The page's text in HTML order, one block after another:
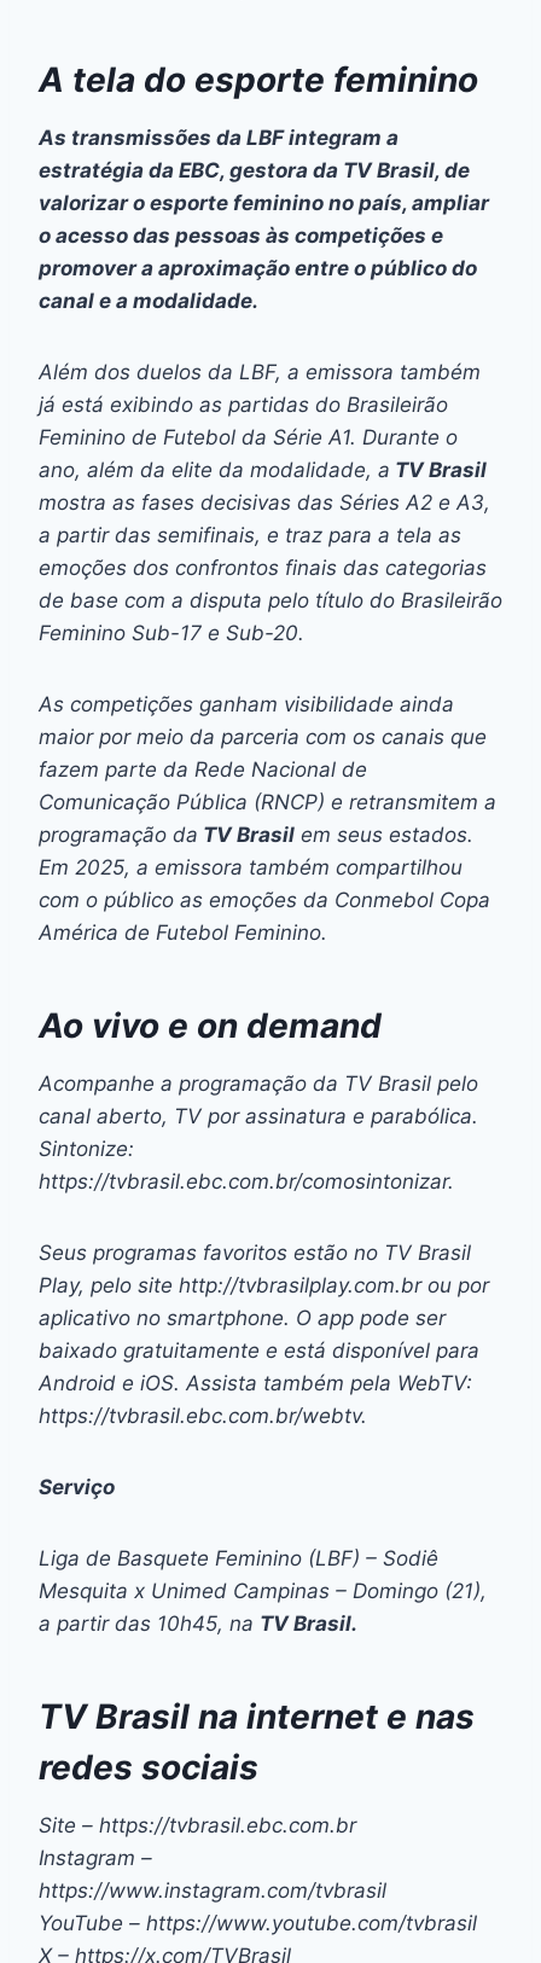
A tela do esporte feminino
As transmissões da LBF integram a
estratégia da EBC, gestora da TV Brasil, de
valorizar o esporte feminino no país, ampliar
o acesso das pessoas às competições e
promover a aproximação entre o público do
canal e a modalidade.
Além dos duelos da LBF, a emissora também
já está exibindo as partidas do Brasileirão
Feminino de Futebol da Série A1. Durante o
ano, além da elite da modalidade, a TV Brasil
mostra as fases decisivas das Séries A2 e A3,
a partir das semifinais, e traz para a tela as
emoções dos confrontos finais das categorias
de base com a disputa pelo título do Brasileirão
Feminino Sub-17 e Sub-20.
As competições ganham visibilidade ainda
maior por meio da parceria com os canais que
fazem parte da Rede Nacional de
Comunicação Pública (RNCP) e retransmitem a
programação da TV Brasil em seus estados.
Em 2025, a emissora também compartilhou
com o público as emoções da Conmebol Copa
América de Futebol Feminino.
Ao vivo e on demand
Acompanhe a programação da TV Brasil pelo
canal aberto, TV por assinatura e parabólica.
Sintonize:
https://tvbrasil.ebc.com.br/comosintonizar.
Seus programas favoritos estão no TV Brasil
Play, pelo site http://tvbrasilplay.com.br ou por
aplicativo no smartphone. O app pode ser
baixado gratuitamente e está disponível para
Android e iOS. Assista também pela WebTV:
https://tvbrasil.ebc.com.br/webtv.
Serviço
Liga de Basquete Feminino (LBF) – Sodiê
Mesquita x Unimed Campinas – Domingo (21),
a partir das 10h45, na TV Brasil.
TV Brasil na internet e nas
redes sociais
Site – https://tvbrasil.ebc.com.br
Instagram –
https://www.instagram.com/tvbrasil
YouTube – https://www.youtube.com/tvbrasil
X – https://x.com/TVBrasil